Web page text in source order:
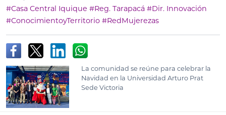
#Casa Central Iquique #Reg. Tarapacá #Dir. Innovación
#ConocimientoyTerritorio #RedMujerezas
La comunidad se reúne para celebrar la
Navidad en la Universidad Arturo Prat
Sede Victoria